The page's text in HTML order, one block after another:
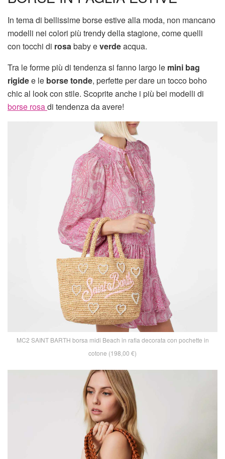
In tema di bellissime borse estive alla moda, non mancano
modelli nei colori più trendy della stagione, come quelli
con tocchi di rosa baby everdeacqua.
Tra le forme più di tendenza si fanno largo le mini bag
rigidee le borse tonde, perfette per dare un tocco boho
chic al look con stile. Scoprite anche i più bei modelli di
borse rosadi tendenza da avere!
MC2 SAINT BARTH borsa midi Beach in rafia decorata con pochette in
cotone (198,00 €)